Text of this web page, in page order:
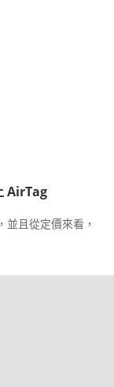
AirTag
且從定價來看，